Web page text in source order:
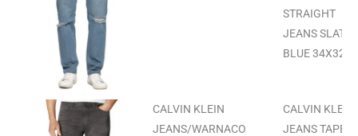
STRAIGHT
JEANS SLATE
BLUE 34X32
CALVIN KLEIN
JEANS/WARNACO
CALVIN KLEIN
JEANS TAPER